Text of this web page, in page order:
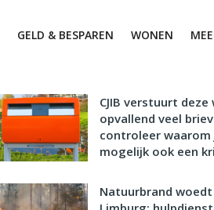
GELD & BESPAREN WONEN
CJIB verstuurt deze
opvallend veel
controleer waarom
mogelijk ook een
Natuurbrand woedt